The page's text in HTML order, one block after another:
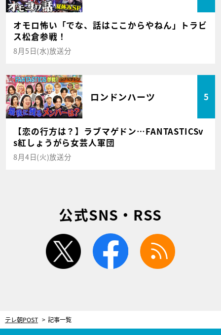
オモロ怖い「でな、話はここからやねん」トラビ
ス松倉参戦！
8月5日(水)放送分
ロンドンハーツ 5
【恋の行方は？】ラブマゲドン…FANTASTICSv
s紅しょうがら女芸人軍団
8月4日(火)放送分
公式SNS・RSS
twitter facebook
テレ朝POST 記事一覧